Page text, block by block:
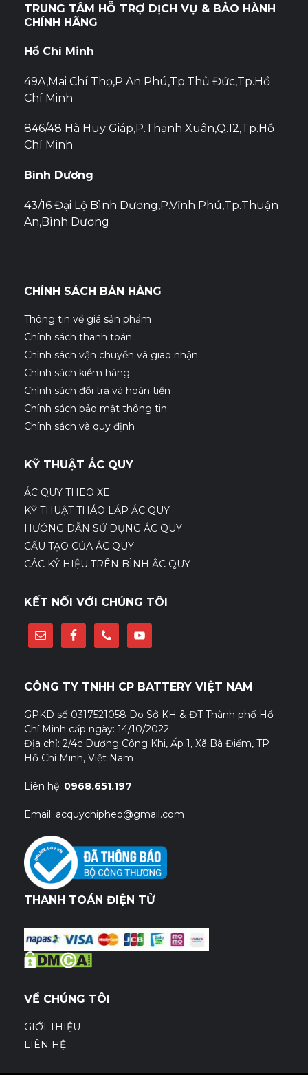
TRUNG TÂM HỖ TRỢ DỊCH VỤ & BẢO HÀNH
CHÍNH HÃNG
Hồ Chí Minh
49A,Mai Chí Thọ,P.An Phú,Tp.Thủ Đức,Tp.Hồ
Chí Minh
846/48 Hà Huy Giáp,P.Thạnh Xuân,Q.12,Tp.Hồ
Chí Minh
Bình Dương
43/16 Đại Lộ Bình Dương,P.Vĩnh Phú,Tp.Thuận
An,Bình Dương
CHÍNH SÁCH BÁN HÀNG
Thông tin về giá sản phẩm
Chính sách thanh toán
Chính sách vận chuyển và giao nhận
Chính sách kiểm hàng
Chính sách đổi trả và hoàn tiền
Chính sách bảo mật thông tin
Chính sách và quy định
KỸ THUẬT ẮC QUY
ẮC QUY THEO XE
KỸ THUẬT THÁO LẮP ẮC QUY
HƯỚNG DẪN SỬ DỤNG ẮC QUY
CẤU TẠO CỦA ẮC QUY
CÁC KÝ HIỆU TRÊN BÌNH ẮC QUY
KẾT NỐI VỚI CHÚNG TÔI
CÔNG TY TNHH CP BATTERY VIỆT NAM
GPKD số 0317521058 Do Sở KH & ĐT Thành phố Hồ
Chí Minh cấp ngày: 14/10/2022
Địa chỉ: 2/4c Dương Công Khi, Ấp 1, Xã Bà Điểm, TP
Hồ Chí Minh, Việt Nam
Liên hệ: 0968.651.197
Email: acquychipheo@gmail.com
THANH TOÁN ĐIỆN TỬ
VỀ CHÚNG TÔI
GIỚI THIỆU
LIÊN HỆ